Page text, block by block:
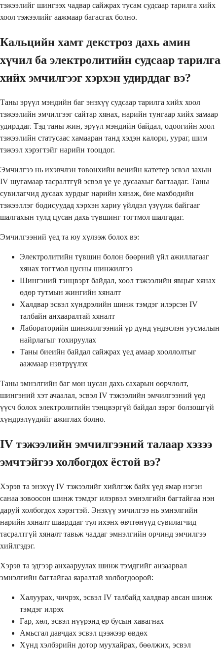
тэжээлийг шингээх чадвар сайжрах тусам судсаар тарилга хийх
хоол тэжээлийг аажмаар багасгах болно.
Кальцийн хамт декстроз дахь амин
хүчил ба электролитийн судсаар тарилга
хийх эмчилгээг хэрхэн удирддаг вэ?
Таны эрүүл мэндийн баг энэхүү судсаар тарилга хийх хоол
тэжээлийн эмчилгээг сайтар хянах, нарийн тунгаар хийх замаар
удирддаг. Тэд таны жин, эрүүл мэндийн байдал, одоогийн хоол
тэжээлийн статусаас хамааран танд хэдэн калори, уураг, шим
тэжээл хэрэгтэйг нарийн тооцдог.
Эмчилгээ нь ихэвчлэн төвөнхийн венийн катетер эсвэл захын
IV шугамаар тасралтгүй эсвэл үе үе дусаахыг багтаадаг. Таны
сувилагчид дусаах хурдыг нарийн хянаж, бие махбодийн
тэжээллэг бодисуудад хэрхэн хариу үйлдэл үзүүлж байгааг
шалгахын тулд цусан дахь түвшинг тогтмол шалгадаг.
Эмчилгээний үед та юу хүлээж болох вэ:
Электролитийн түвшин болон бөөрний үйл ажиллагааг
хянах тогтмол цусны шинжилгээ
Шингэний тэнцвэрт байдал, хоол тэжээлийн явцыг хянах
өдөр тутмын жингийн хяналт
Халдвар эсвэл хүндрэлийн шинж тэмдэг илэрсэн IV
талбайн анхааралтай хяналт
Лабораторийн шинжилгээний үр дүнд үндэслэн уусмалын
найрлагыг тохируулах
Таны биеийн байдал сайжрах үед амаар хооллолтыг
аажмаар нэвтрүүлэх
Таны эмнэлгийн баг мөн цусан дахь сахарын өөрчлөлт,
шингэний хэт ачаалал, эсвэл IV тэжээлийн эмчилгээний үед
үүсч болох электролитийн тэнцвэргүй байдал зэрэг болзошгүй
хүндрэлүүдийг ажиглах болно.
IV тэжээлийн эмчилгээний талаар хэзээ
эмчтэйгээ холбогдох ёстой вэ?
Хэрэв та энэхүү IV тэжээлийг хийлгэж байх үед ямар нэгэн
санаа зовоосон шинж тэмдэг илэрвэл эмнэлгийн багтайгаа нэн
даруй холбогдох хэрэгтэй. Энэхүү эмчилгээ нь эмнэлгийн
нарийн хяналт шаарддаг тул ихэнх өвчтөнүүд сувилагчид
тасралтгүй хяналт тавьж чаддаг эмнэлгийн орчинд эмчилгээ
хийлгэдэг.
Хэрэв та эдгээр анхааруулах шинж тэмдгийг анзаарвал
эмнэлгийн багтайгаа яаралтай холбогдоорой:
Халуурах, чичрэх, эсвэл IV талбайд халдвар авсан шинж
тэмдэг илрэх
Гар, хөл, эсвэл нүүрэнд ер бусын хавагнах
Амьсгал давчдах эсвэл цээжээр өвдөх
Хүнд хэлбэрийн дотор муухайрах, бөөлжих, эсвэл